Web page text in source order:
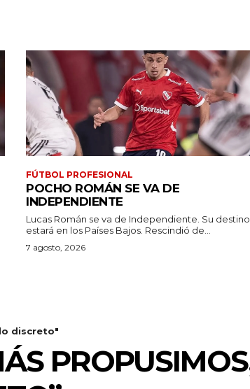
FÚTBOL PROFESIONAL
POCHO ROMÁN SE VA DE
INDEPENDIENTE
Lucas Román se va de Independiente. Su destino
estará en los Países Bajos. Rescindió de...
7 agosto, 2026